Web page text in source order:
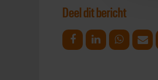
Deel dit bericht
Deel op Facebook
Deel op Linkedin
Deel op Mail link